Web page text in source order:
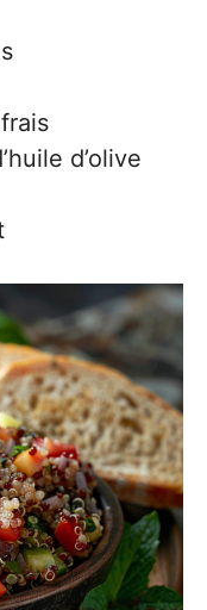
d’olive